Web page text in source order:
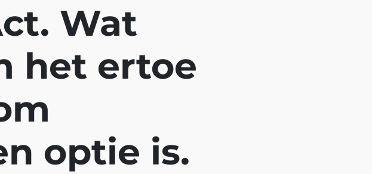
Wat
het ertoe
optie is.